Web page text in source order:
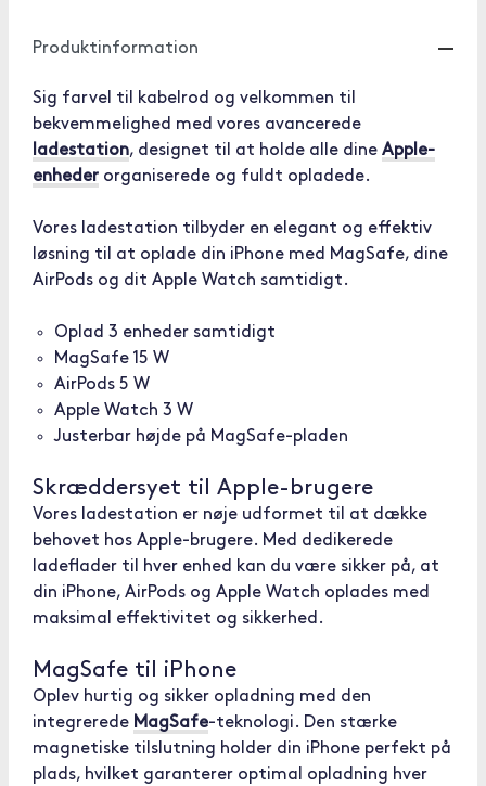
Produktinformation
Sig farvel til kabelrod og velkommen til
bekvemmelighed med vores avancerede
ladestation, designet til at holde alle dine Apple-
enheder organiserede og fuldt opladede.
Vores ladestation tilbyder en elegant og effektiv
løsning til at oplade din iPhone med MagSafe, dine
AirPods og dit Apple Watch samtidigt.
Oplad 3 enheder samtidigt
MagSafe 15 W
AirPods 5 W
Apple Watch 3 W
Justerbar højde på MagSafe-pladen
Skræddersyet til Apple-brugere
Vores ladestation er nøje udformet til at dække
behovet hos Apple-brugere. Med dedikerede
ladeflader til hver enhed kan du være sikker på, at
din iPhone, AirPods og Apple Watch oplades med
maksimal effektivitet og sikkerhed.
MagSafe til iPhone
Oplev hurtig og sikker opladning med den
integrerede MagSafe-teknologi. Den stærke
magnetiske tilslutning holder din iPhone perfekt på
plads, hvilket garanterer optimal opladning hver